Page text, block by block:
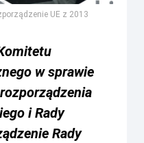
UE z 2013
w sprawie
i Rady
Rady